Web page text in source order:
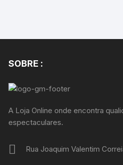
SOBRE :
A Loja Online onde encontra
espectaculares.
Rua Joaquim Valentim